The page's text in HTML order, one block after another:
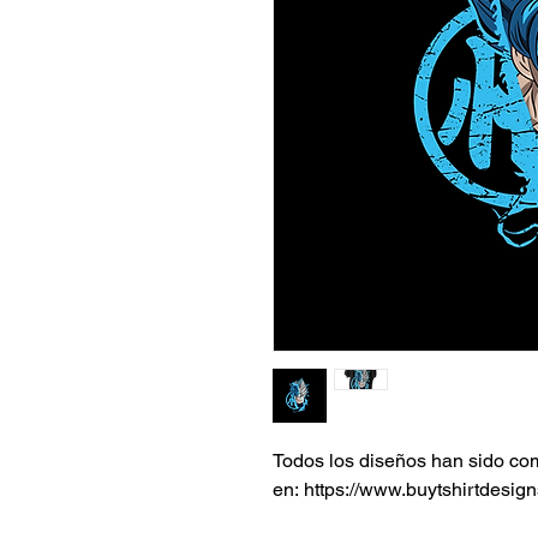
Todos los diseños han sido
en: https://